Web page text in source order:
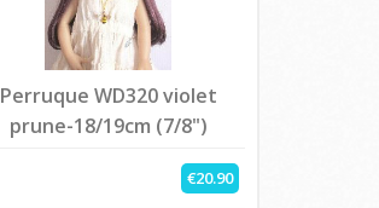
Perruque WD320 violet
prune-18/19cm (7/8")
€20.90